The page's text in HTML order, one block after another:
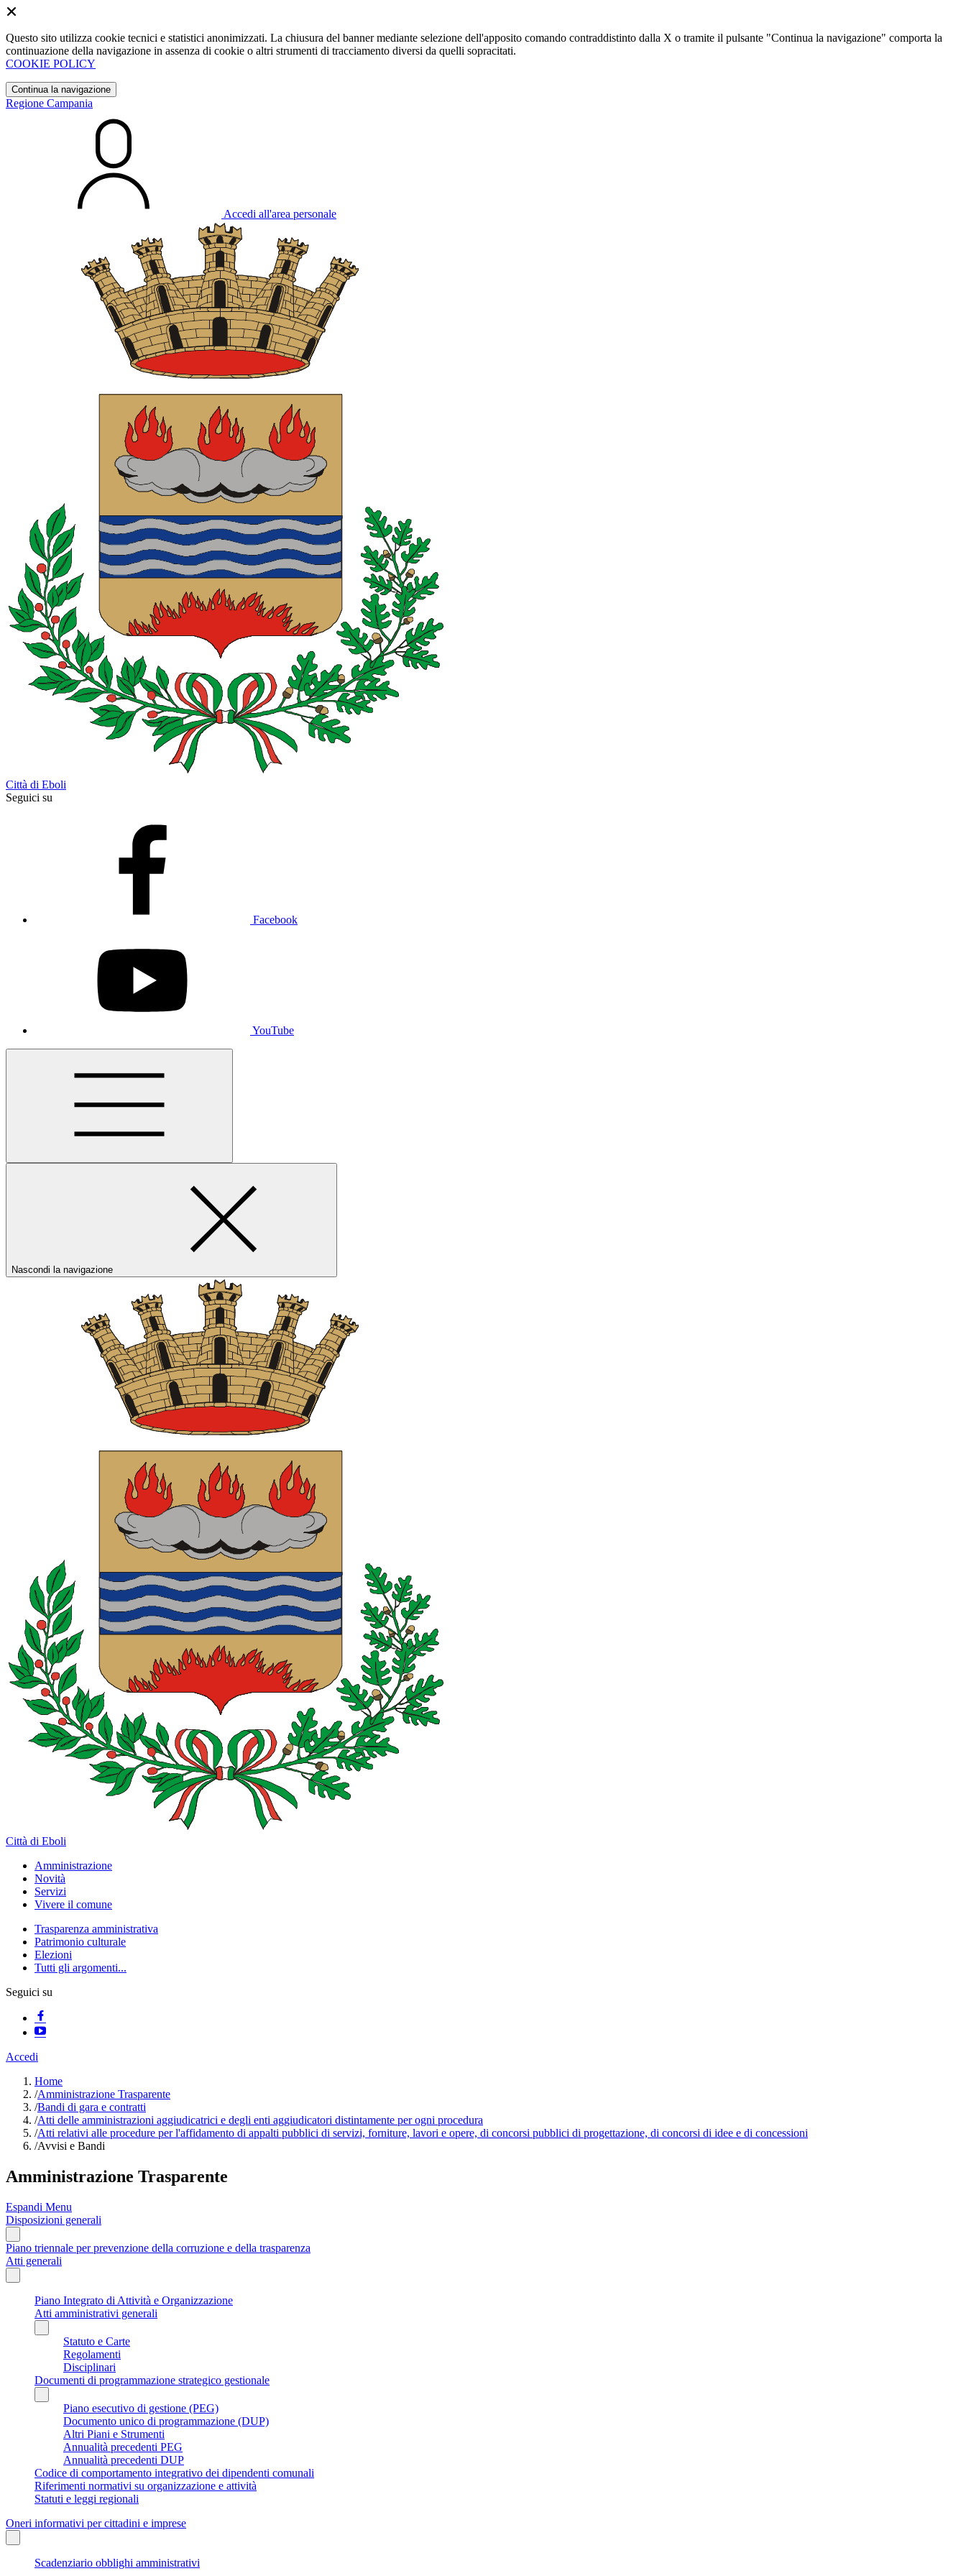
Questo sito utilizza cookie tecnici e statistici anonimizzati. La chiusura del banner mediante selezione dell'apposito comando contraddistinto dalla X o tramite il pulsante "Continua la navigazione" comporta la
continuazione della navigazione in assenza di cookie o altri strumenti di tracciamento diversi da quelli sopracitati.
COOKIE POLICY
Continua la navigazione
Regione Campania
Accedi all'area personale
Città di Eboli
Seguici su
Facebook
YouTube
Nascondi la navigazione
Città di Eboli
Amministrazione
Novità
Servizi
Vivere il comune
Trasparenza amministrativa
Patrimonio culturale
Elezioni
Tutti gli argomenti...
Seguici su
Accedi
Home
/Amministrazione Trasparente
/Bandi di gara e contratti
/Atti delle amministrazioni aggiudicatrici e degli enti aggiudicatori distintamente per ogni procedura
/Atti relativi alle procedure per l'affidamento di appalti pubblici di servizi, forniture, lavori e opere, di concorsi pubblici di progettazione, di concorsi di idee e di concessioni
/Avvisi e Bandi
Amministrazione Trasparente
Espandi Menu
Disposizioni generali
Piano triennale per prevenzione della corruzione e della trasparenza
Atti generali
Piano Integrato di Attività e Organizzazione
Atti amministrativi generali
Statuto e Carte
Regolamenti
Disciplinari
Documenti di programmazione strategico gestionale
Piano esecutivo di gestione (PEG)
Documento unico di programmazione (DUP)
Altri Piani e Strumenti
Annualità precedenti PEG
Annualità precedenti DUP
Codice di comportamento integrativo dei dipendenti comunali
Riferimenti normativi su organizzazione e attività
Statuti e leggi regionali
Oneri informativi per cittadini e imprese
Scadenziario obblighi amministrativi